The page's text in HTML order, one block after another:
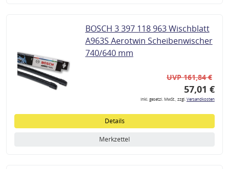
BOSCH 3 397 118 963 Wischblatt
A963S Aerotwin Scheibenwischer
740/640 mm
UVP 161,84 €
57,01 €
inkl. gesetzl. MwSt., zzgl.Versandkosten
Details
Merkzettel